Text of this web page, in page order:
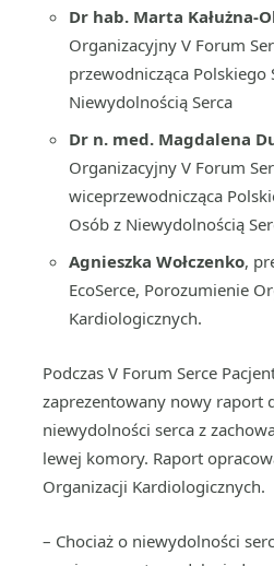
Dr hab. Marta Kałużna-
Organizacyjny V Forum
przewodnicząca Polskiego
Niewydolnością Serca
Dr n. med. Magdalena
Organizacyjny V Forum
wiceprzewodnicząca
Osób z Niewydolnością
Agnieszka Wołczenko,
EcoSerce, Porozumienie
Kardiologicznych.
Podczas V Forum Serce
zaprezentowany nowy raport
niewydolności serca z
lewej komory. Raport
Organizacji Kardiologicznych.
– Chociaż o niewydolności